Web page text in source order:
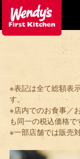
※表記は全て総額表
す。
※店内でのお食事／
も同一の税込価格で
※一部店舗では販売